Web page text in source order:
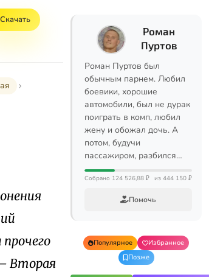
Скачать
Вторая
Роман
Пуртов
Роман Пуртов был
обычным парнем. Любил
боевики, хорошие
автомобили, был не дурак
поиграть в комп, любил
жену и обожал дочь. А
потом, будучи
пассажиром, разбился…
Собрано 124 526,88 ₽ из 444 150 ₽
Помочь
Популярное
Избранное
Позже